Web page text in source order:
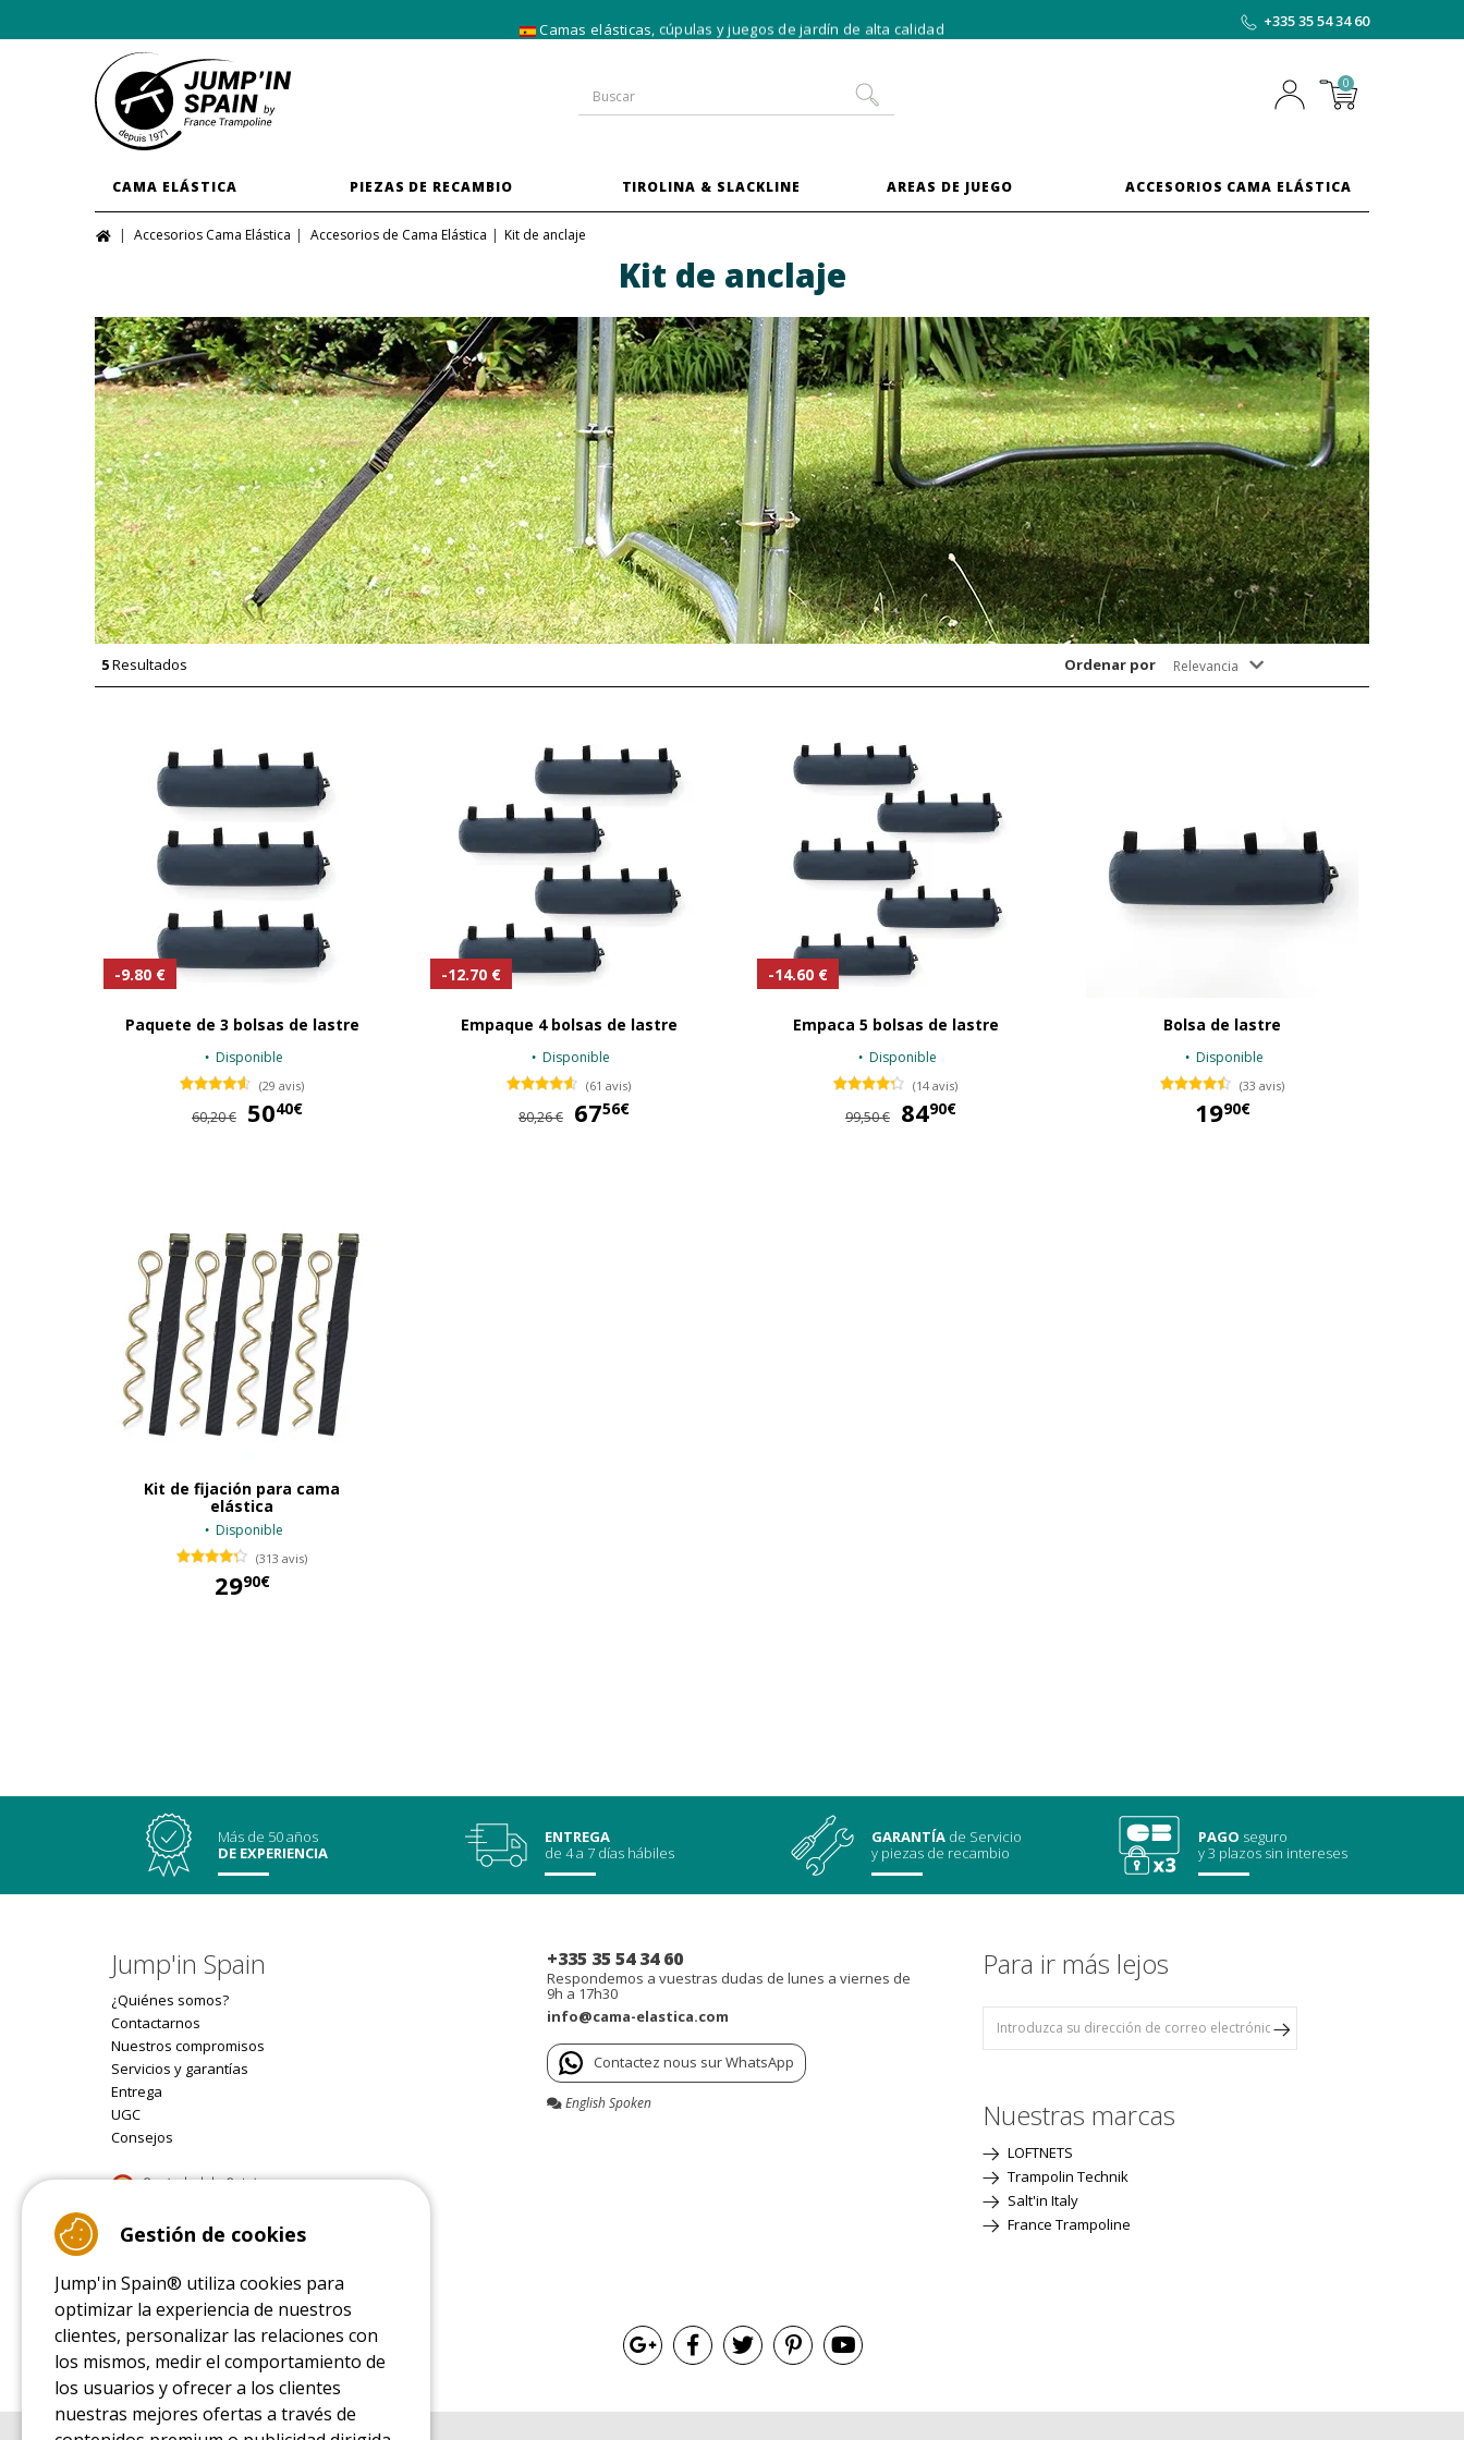
-10 % en las camas elásticas del pack XXL +335 35 54 34 60
0
CAMA ELÁSTICA PIEZAS DE RECAMBIO TIROLINA & SLACKLINE AREAS DE JUEGO ACCESORIOS CAMA ELÁSTICA
Accesorios Cama Elástica Accesorios de Cama Elástica Kit de anclaje
Kit de anclaje
5Resultados Ordenar por Relevancia
-9.80 €
Paquete de 3 bolsas de lastre
Disponible
(29 avis)
60,20 € 5040€
-12.70 €
Empaque 4 bolsas de lastre
Disponible
(61 avis)
80,26 € 6756€
-14.60 €
Empaca 5 bolsas de lastre
Disponible
(14 avis)
99,50 € 8490€
Bolsa de lastre
Disponible
(33 avis)
1990€
Kit de fijación para cama
elástica
Disponible
(313 avis)
2990€
Más de 50 años
DE EXPERIENCIA
ENTREGA
de 4 a 7 días hábiles
GARANTÍA de Servicio
y piezas de recambio
PAGO seguro
y 3 plazos sin intereses
Jump'in Spain
¿Quiénes somos?
Contactarnos
Nuestros compromisos
Servicios y garantías
Entrega
UGC
Consejos
9.4/10 (22077 reviews)
Read customer reviews
+335 35 54 34 60
Respondemos a vuestras dudas de lunes a viernes de
9h a 17h30
info@cama-elastica.com
Contactez nous sur WhatsApp
English Spoken
Para ir más lejos
Nuestras marcas
LOFTNETS
Trampolin Technik
Salt'in Italy
France Trampoline
Gestión de cookies
Jump'in Spain® utiliza cookies para
optimizar la experiencia de nuestros
clientes, personalizar las relaciones con
los mismos, medir el comportamiento de
los usuarios y ofrecer a los clientes
nuestras mejores ofertas a través de